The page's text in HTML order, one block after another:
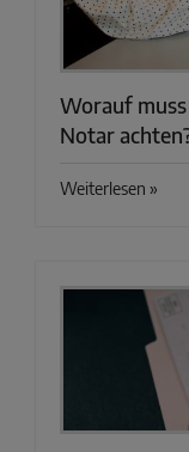
Worauf muss
Notar
Weiterlesen »